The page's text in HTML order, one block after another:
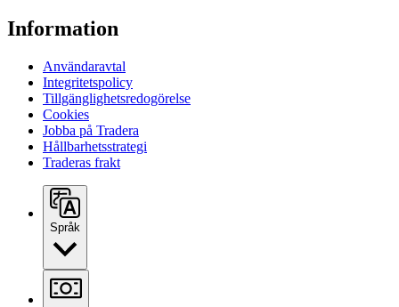
Information
Användaravtal
Integritetspolicy
Tillgänglighetsredogörelse
Cookies
Jobba på Tradera
Hållbarhetsstrategi
Traderas frakt
Språk